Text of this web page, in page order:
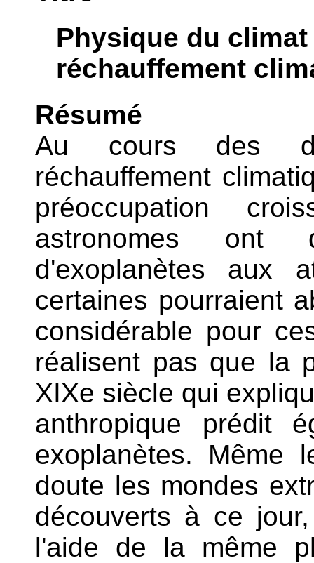
Physique du
réchauffement
Résumé
Au cours des
réchauffement
préoccupation
astronomes ont
d'exoplanètes aux
certaines pourraient
considérable pour
réalisent pas que la
XIXe siècle qui
anthropique prédit
exoplanètes. Même
doute les mondes
découverts à ce
l'aide de la même